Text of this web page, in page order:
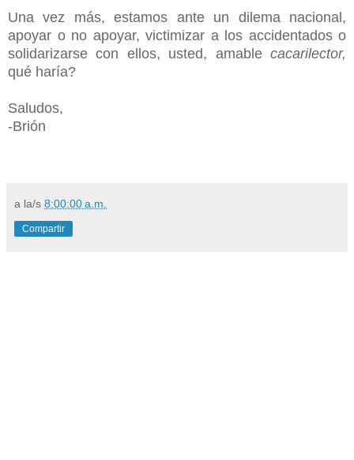
Una vez más, estamos ante un dilema nacional,
apoyar o no apoyar, victimizar a los accidentados o
solidarizarse con ellos, usted, amable cacarilector,
qué haría?
Saludos,
-Brión
a la/s 8:00:00 a.m.
Compartir